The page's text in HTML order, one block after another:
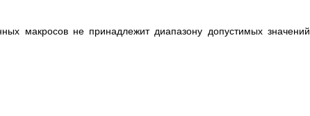
макросов не принадлежит диапазону допустимых значений,